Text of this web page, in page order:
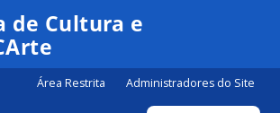
de Cultura e
Área Restrita Administradores do Site